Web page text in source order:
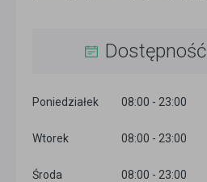
Dostępność
Poniedziałek 08:00 - 23:00
Wtorek 08:00 - 23:00
Środa 08:00 - 23:00